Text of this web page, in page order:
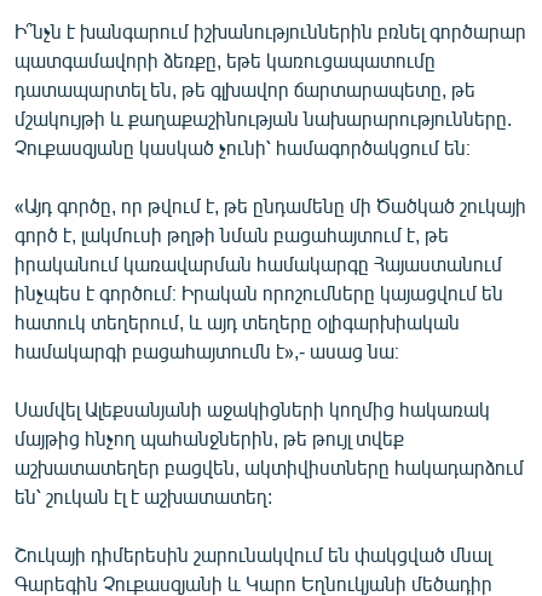
Ի՞նչն է խանգարում իշխանություններին բռնել գործարար
պատգամավորի ձեռքը, եթե կառուցապատումը
դատապարտել են, թե գլխավոր ճարտարապետը, թե
մշակույթի և քաղաքաշինության նախարարությունները.
Չուքասզյանը կասկած չունի՝ համագործակցում են։
«Այդ գործը, որ թվում է, թե ընդամենը մի Ծածկած շուկայի
գործ է, լակմուսի թղթի նման բացահայտում է, թե
իրականում կառավարման համակարգը Հայաստանում
ինչպես է գործում։ Իրական որոշումները կայացվում են
հատուկ տեղերում, և այդ տեղերը օլիգարխիական
համակարգի բացահայտումն է»,- ասաց նա։
Սամվել Ալեքսանյանի աջակիցների կողմից հակառակ
մայթից հնչող պահանջներին, թե թույլ տվեք
աշխատատեղեր բացվեն, ակտիվիստները հակադարձում
են՝ շուկան էլ է աշխատատեղ:
Շուկայի դիմերեսին շարունակվում են փակցված մնալ
Գարեգին Չուքասզյանի և Կարո Եղնուկյանի մեծադիր